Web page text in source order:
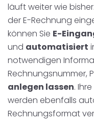
läuft weiter wie
der E-Rechnung
können Sie E-
und automatisiert
notwendigen
Rechnungsnummer,
anlegen lassen.
werden ebenfalls
Rechnungsformat